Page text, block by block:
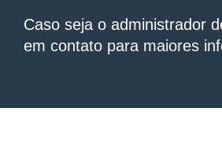
Caso seja o administrador
em contato para maiores